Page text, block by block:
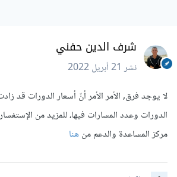
شرف الدين حفني
نشر21 أبريل 2022
لا يوجد فرق, الأمر الأمر أنّ أسعار الدورات قد
الدورات وعدد المسارات فيها، للمزيد من
مركز المساعدة والدعم منهنا